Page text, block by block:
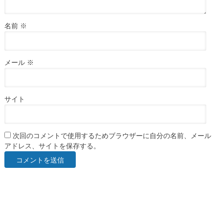
名前 ※
メール ※
サイト
次回のコメントで使用するためブラウザーに自分の名前、メール
アドレス、サイトを保存する。